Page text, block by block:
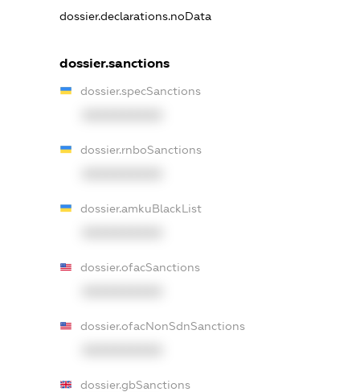
dossier.declarations.noData
dossier.sanctions
dossier.specSanctions
dossier.rnboSanctions
dossier.amkuBlackList
dossier.ofacSanctions
dossier.ofacNonSdnSanctions
dossier.gbSanctions